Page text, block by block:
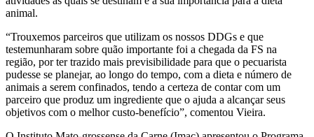
animal.
“Trouxemos parceiros que utilizam os nossos DDGs e que
testemunharam sobre quão importante foi a chegada da FS na
região, por ter trazido mais previsibilidade para que o pecuarista
pudesse se planejar, ao longo do tempo, com a dieta e número de
animais a serem confinados, tendo a certeza de contar com um
parceiro que produz um ingrediente que o ajuda a alcançar seus
objetivos com o melhor custo-benefício”, comentou Vieira.